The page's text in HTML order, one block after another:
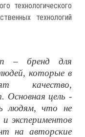
технологического
технологий
– бренд для
которые в
качество,
Основная цель -
людям, что не
экспериментов
на авторские